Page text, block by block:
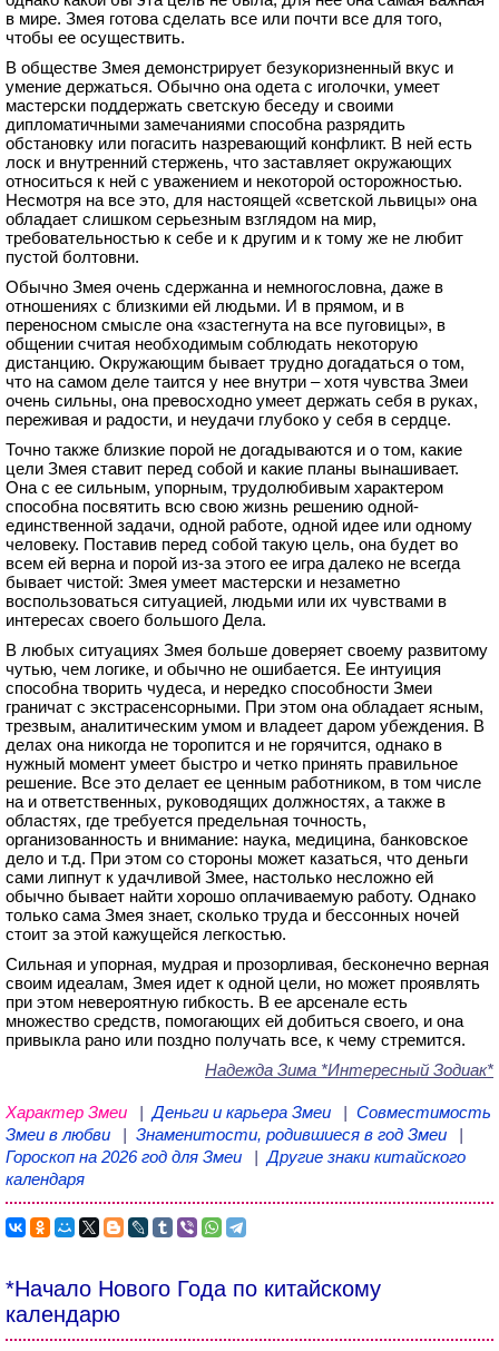
в мире. Змея готова сделать все или почти все для того,
чтобы ее осуществить.
В обществе Змея демонстрирует безукоризненный вкус и
умение держаться. Обычно она одета с иголочки, умеет
мастерски поддержать светскую беседу и своими
дипломатичными замечаниями способна разрядить
обстановку или погасить назревающий конфликт. В ней есть
лоск и внутренний стержень, что заставляет окружающих
относиться к ней с уважением и некоторой осторожностью.
Несмотря на все это, для настоящей «светской львицы» она
обладает слишком серьезным взглядом на мир,
требовательностью к себе и к другим и к тому же не любит
пустой болтовни.
Обычно Змея очень сдержанна и немногословна, даже в
отношениях с близкими ей людьми. И в прямом, и в
переносном смысле она «застегнута на все пуговицы», в
общении считая необходимым соблюдать некоторую
дистанцию. Окружающим бывает трудно догадаться о том,
что на самом деле таится у нее внутри – хотя чувства Змеи
очень сильны, она превосходно умеет держать себя в руках,
переживая и радости, и неудачи глубоко у себя в сердце.
Точно также близкие порой не догадываются и о том, какие
цели Змея ставит перед собой и какие планы вынашивает.
Она с ее сильным, упорным, трудолюбивым характером
способна посвятить всю свою жизнь решению одной-
единственной задачи, одной работе, одной идее или одному
человеку. Поставив перед собой такую цель, она будет во
всем ей верна и порой из-за этого ее игра далеко не всегда
бывает чистой: Змея умеет мастерски и незаметно
воспользоваться ситуацией, людьми или их чувствами в
интересах своего большого Дела.
В любых ситуациях Змея больше доверяет своему развитому
чутью, чем логике, и обычно не ошибается. Ее интуиция
способна творить чудеса, и нередко способности Змеи
граничат с экстрасенсорными. При этом она обладает ясным,
трезвым, аналитическим умом и владеет даром убеждения. В
делах она никогда не торопится и не горячится, однако в
нужный момент умеет быстро и четко принять правильное
решение. Все это делает ее ценным работником, в том числе
на и ответственных, руководящих должностях, а также в
областях, где требуется предельная точность,
организованность и внимание: наука, медицина, банковское
дело и т.д. При этом со стороны может казаться, что деньги
сами липнут к удачливой Змее, настолько несложно ей
обычно бывает найти хорошо оплачиваемую работу. Однако
только сама Змея знает, сколько труда и бессонных ночей
стоит за этой кажущейся легкостью.
Сильная и упорная, мудрая и прозорливая, бесконечно верная
своим идеалам, Змея идет к одной цели, но может проявлять
при этом невероятную гибкость. В ее арсенале есть
множество средств, помогающих ей добиться своего, и она
привыкла рано или поздно получать все, к чему стремится.
Надежда Зима *Интересный Зодиак*
Характер Змеи |Деньги и карьера Змеи | Совместимость
Змеи в любви
| Знаменитости, родившиеся в год Змеи
|
Гороскоп на 2026 год для Змеи
|Другие знаки китайского
календаря
*Начало Нового Года по китайскому
календарю